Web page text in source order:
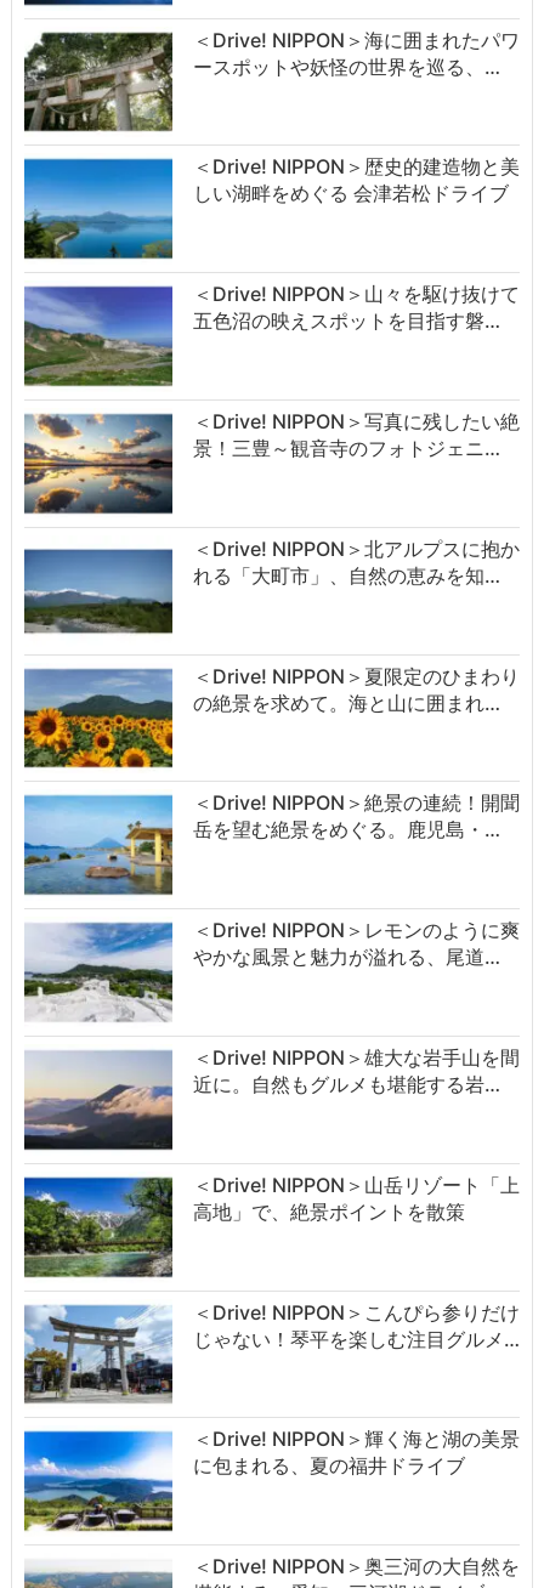
＜Drive! NIPPON＞海に囲まれたパワ
ースポットや妖怪の世界を巡る、…
＜Drive! NIPPON＞歴史的建造物と美
しい湖畔をめぐる 会津若松ドライブ
＜Drive! NIPPON＞山々を駆け抜けて
五色沼の映えスポットを目指す磐…
＜Drive! NIPPON＞写真に残したい絶
景！三豊～観音寺のフォトジェニ…
＜Drive! NIPPON＞北アルプスに抱か
れる「大町市」、自然の恵みを知…
＜Drive! NIPPON＞夏限定のひまわり
の絶景を求めて。海と山に囲まれ…
＜Drive! NIPPON＞絶景の連続！開聞
岳を望む絶景をめぐる。鹿児島・…
＜Drive! NIPPON＞レモンのように爽
やかな風景と魅力が溢れる、尾道…
＜Drive! NIPPON＞雄大な岩手山を間
近に。自然もグルメも堪能する岩…
＜Drive! NIPPON＞山岳リゾート「上
高地」で、絶景ポイントを散策
＜Drive! NIPPON＞こんぴら参りだけ
じゃない！琴平を楽しむ注目グルメ…
＜Drive! NIPPON＞輝く海と湖の美景
に包まれる、夏の福井ドライブ
＜Drive! NIPPON＞奥三河の大自然を